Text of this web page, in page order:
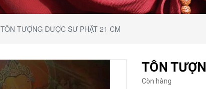
TÔN TƯỢNG DƯỢC SƯ PHẬT 21 CM
TÔN
Còn hàng